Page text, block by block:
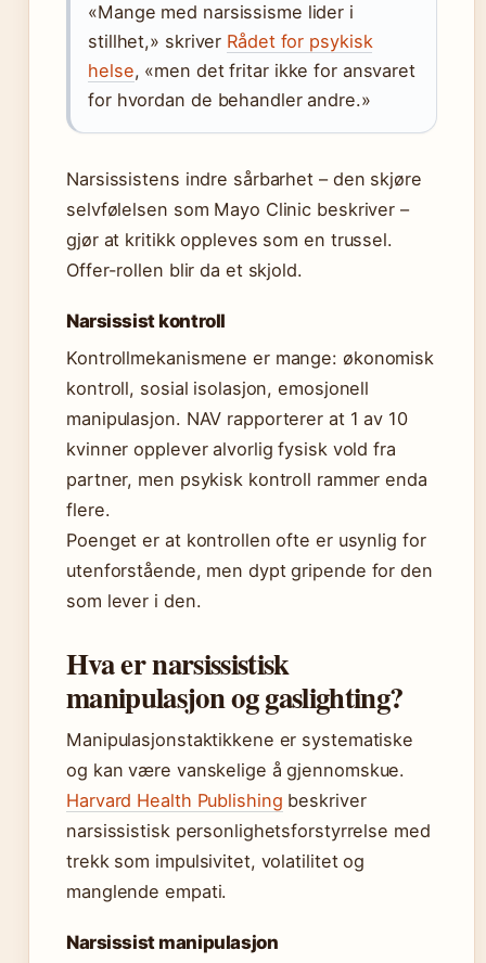
«Mange med narsissisme lider i
stillhet,» skriver Rådet for psykisk
helse, «men det fritar ikke for ansvaret
for hvordan de behandler andre.»
Narsissistens indre sårbarhet – den skjøre
selvfølelsen som Mayo Clinic beskriver –
gjør at kritikk oppleves som en trussel.
Offer-rollen blir da et skjold.
Narsissist kontroll
Kontrollmekanismene er mange: økonomisk
kontroll, sosial isolasjon, emosjonell
manipulasjon. NAV rapporterer at 1 av 10
kvinner opplever alvorlig fysisk vold fra
partner, men psykisk kontroll rammer enda
flere.
Poenget er at kontrollen ofte er usynlig for
utenforstående, men dypt gripende for den
som lever i den.
Hva er narsissistisk
manipulasjon og gaslighting?
Manipulasjonstaktikkene er systematiske
og kan være vanskelige å gjennomskue.
Harvard Health Publishing beskriver
narsissistisk personlighetsforstyrrelse med
trekk som impulsivitet, volatilitet og
manglende empati.
Narsissist manipulasjon